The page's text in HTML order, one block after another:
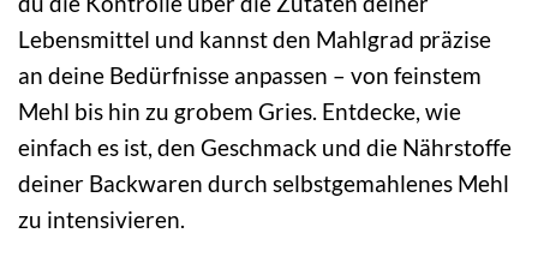
Lebensmittel und kannst den Mahlgrad präzise
an deine Bedürfnisse anpassen – von feinstem
Mehl bis hin zu grobem Gries. Entdecke, wie
einfach es ist, den Geschmack und die Nährstoffe
deiner Backwaren durch selbstgemahlenes Mehl
zu intensivieren.